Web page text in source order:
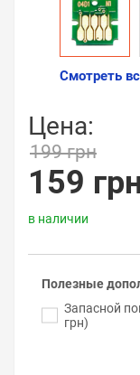
Смотреть
Цена:
199 грн
159
в наличии
Полезные
Запасной
грн)